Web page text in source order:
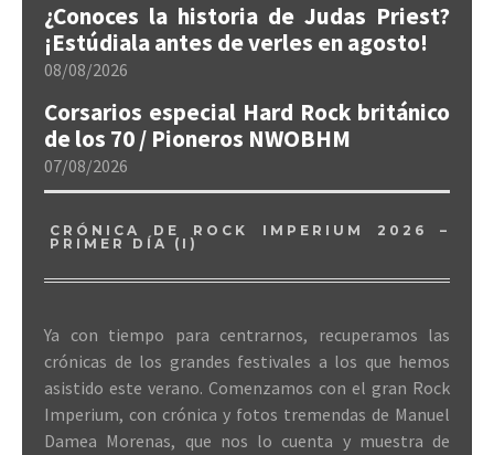
¿Conoces la historia de Judas Priest?
¡Estúdiala antes de verles en agosto!
08/08/2026
Corsarios especial Hard Rock británico
de los 70 / Pioneros NWOBHM
07/08/2026
CRÓNICA DE ROCK IMPERIUM 2026 –
PRIMER DÍA (I)
Ya con tiempo para centrarnos, recuperamos las
crónicas de los grandes festivales a los que hemos
asistido este verano. Comenzamos con el gran Rock
Imperium, con crónica y fotos tremendas de Manuel
Damea Morenas, que nos lo cuenta y muestra de